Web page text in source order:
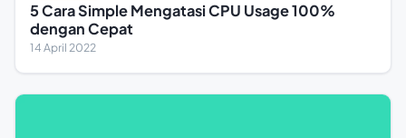
5 Cara Simple Mengatasi CPU Usage 100%
dengan Cepat
14 April 2022